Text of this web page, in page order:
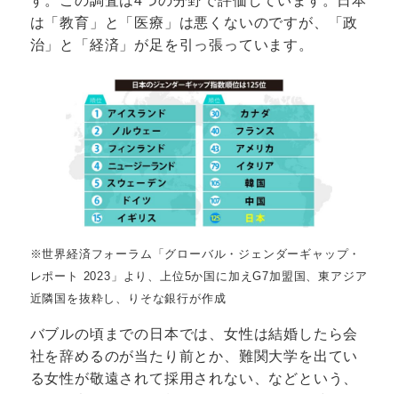
は「教育」と「医療」は悪くないのですが、「政
治」と「経済」が足を引っ張っています。
※世界経済フォーラム「グローバル・ジェンダーギャップ・
レポート 2023」より、上位5か国に加えG7加盟国、東アジア
近隣国を抜粋し、りそな銀行が作成
バブルの頃までの日本では、女性は結婚したら会
社を辞めるのが当たり前とか、難関大学を出てい
る女性が敬遠されて採用されない、などという、